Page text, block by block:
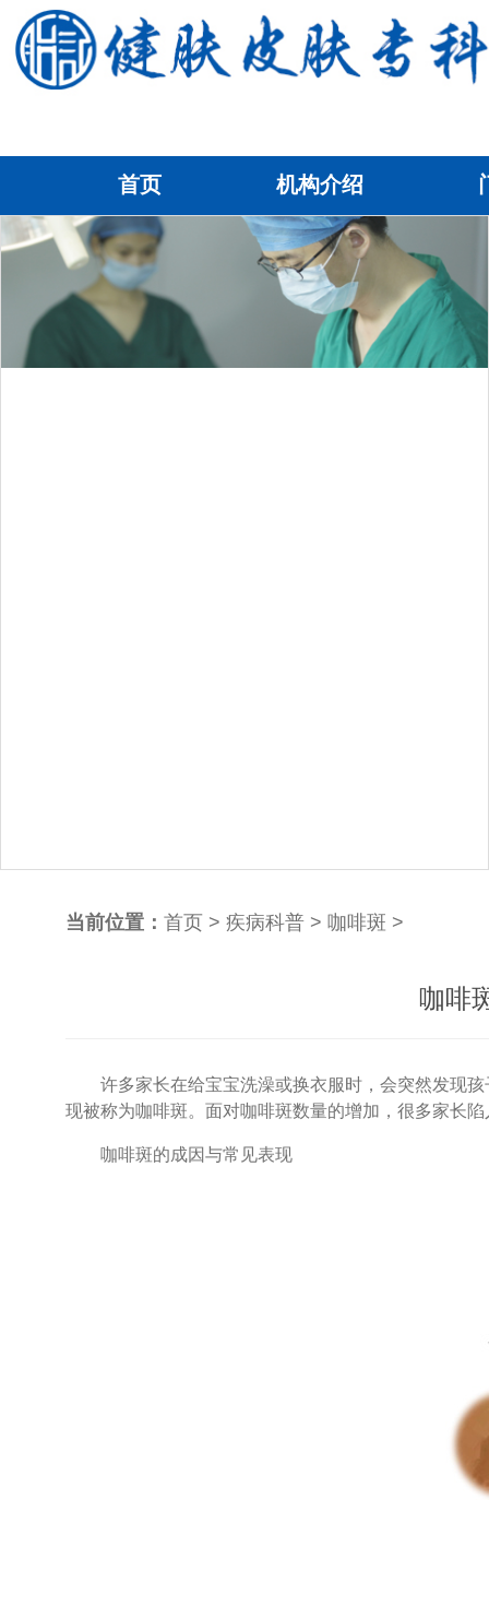
首页 机构介绍
当前位置： 首页 > 疾病科普 > 咖啡斑 >
咖啡
许多家长在给宝宝洗澡或换衣服时，会突然发现孩
现被称为咖啡斑。面对咖啡斑数量的增加，很多家长
咖啡斑的成因与常见表现